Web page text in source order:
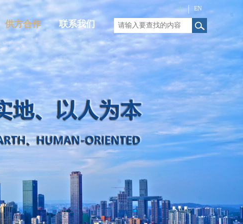
中 EN
供方合作 联系我们